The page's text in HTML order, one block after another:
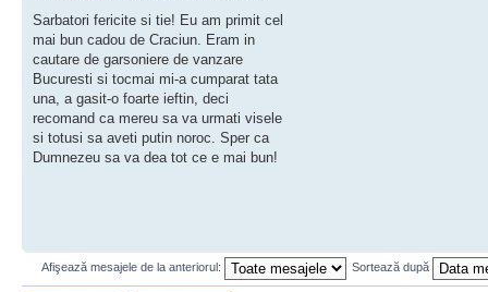
Sarbatori fericite si tie! Eu am primit cel
mai bun cadou de Craciun. Eram in
cautare de garsoniere de vanzare
Bucuresti si tocmai mi-a cumparat tata
una, a gasit-o foarte ieftin, deci
recomand ca mereu sa va urmati visele
si totusi sa aveti putin noroc. Sper ca
Dumnezeu sa va dea tot ce e mai bun!
Afişează mesajele de la anteriorul: Sortează după